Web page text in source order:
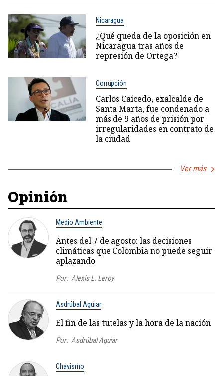
Nicaragua
¿Qué queda de la oposición en
Nicaragua tras años de
represión de Ortega?
Corrupción
Carlos Caicedo, exalcalde de
Santa Marta, fue condenado a
más de 9 años de prisión por
irregularidades en contrato de
la ciudad
Ver más
Opinión
Medio Ambiente
Antes del 7 de agosto: las decisiones
climáticas que Colombia no puede seguir
aplazando
Por: Alexis L. Leroy
Asdrúbal Aguiar
El fin de las tutelas y la hora de la nación
Por: Asdrúbal Aguiar
Chavismo